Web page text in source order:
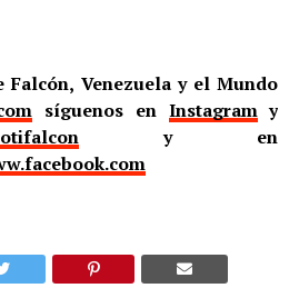
Falcón, Venezuela y el Mundo
síguenos en Instagramy
y en